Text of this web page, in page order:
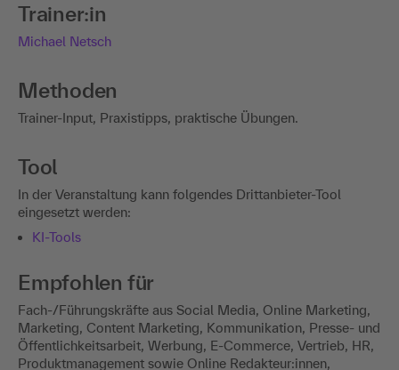
Trainer:in
Michael Netsch
Methoden
Trainer-Input, Praxistipps, praktische Übungen.
Tool
In der Veranstaltung kann folgendes Drittanbieter-Tool
eingesetzt werden:
KI-Tools
Empfohlen für
Fach-/Führungskräfte aus Social Media, Online Marketing,
Marketing, Content Marketing, Kommunikation, Presse- und
Öffentlichkeitsarbeit, Werbung, E-Commerce, Vertrieb, HR,
Produktmanagement sowie Online Redakteur:innen,